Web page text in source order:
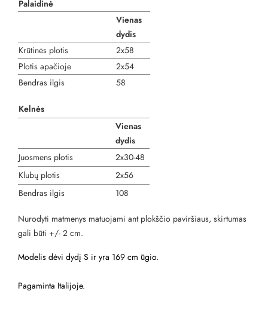
Palaidinė
Vienas
dydis
Krūtinės plotis
2x58
Plotis apačioje
2x54
Bendras ilgis
58
Kelnės
Vienas
dydis
Juosmens plotis
2x30-48
Klubų plotis
2x56
Bendras ilgis
108
Nurodyti matmenys matuojami ant plokščio paviršiaus, skirtumas
gali būti +/- 2 cm.
Modelis dėvi dydį S ir yra 169 cm ūgio.
Pagaminta Italijoje.